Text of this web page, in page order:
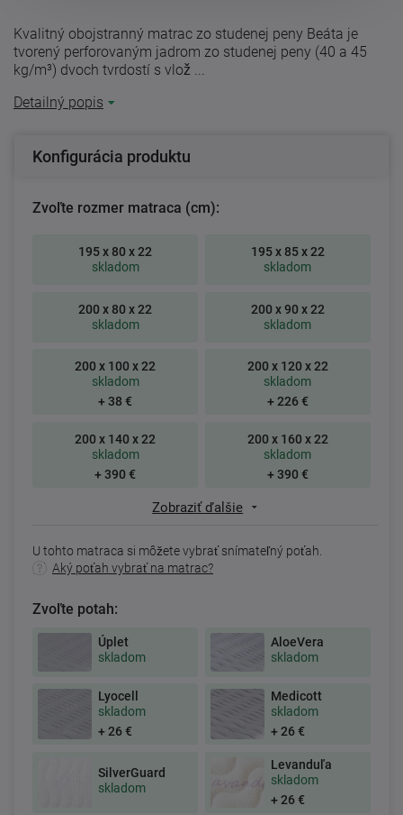
Kvalitný obojstranný matrac zo studenej peny Beáta je
tvorený perforovaným jadrom zo studenej peny (40 a 45
kg/m³) dvoch tvrdostí s vlož ...
Detailný popis
Konfigurácia produktu
Zvoľte rozmer matraca (cm):
195 x 80 x 22
skladom
195 x 85 x 22
skladom
200 x 80 x 22
skladom
200 x 90 x 22
skladom
200 x 100 x 22
skladom
+ 38 €
200 x 120 x 22
skladom
+ 226 €
200 x 140 x 22
skladom
+ 390 €
200 x 160 x 22
skladom
+ 390 €
Zobraziť ďalšie
U tohto matraca si môžete vybrať snímateľný poťah.
Aký poťah vybrať na matrac?
Zvoľte potah:
Úplet
skladom
AloeVera
skladom
Lyocell
skladom
+ 26 €
Medicott
skladom
+ 26 €
SilverGuard
skladom
Levanduľa
skladom
+ 26 €